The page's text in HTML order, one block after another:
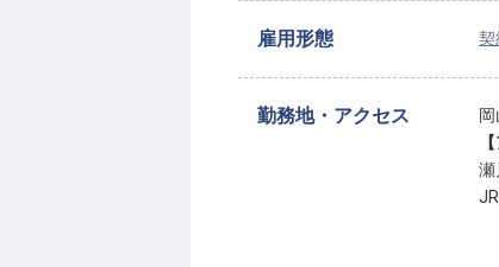
雇用形態 契
勤務地・アクセス
瀬